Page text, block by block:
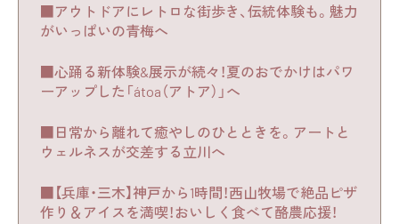
■アウトドアにレトロな街歩き、伝統体験も。魅力
がいっぱいの青梅へ
■心踊る新体験&展示が続々！夏のおでかけはパワ
ーアップした「átoa（アトア）」へ
■日常から離れて癒やしのひとときを。アートと
ウェルネスが交差する立川へ
■【兵庫・三木】神戸から1時間！西山牧場で絶品ピザ
作り＆アイスを満喫！おいしく食べて酪農応援！